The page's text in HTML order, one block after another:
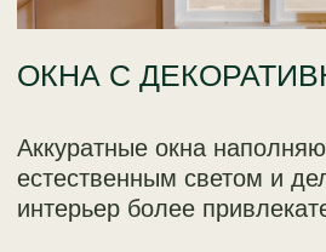
КРОВЛЯ С ЗАЩИТНЫМ
ПОКРЫТИЕМ
Надёжная крыша придаёт домику
завершённый внешний вид и защищает